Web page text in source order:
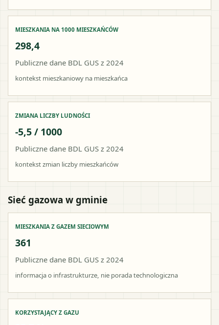
MIESZKANIA NA 1000 MIESZKAŃCÓW
298,4
Publiczne dane BDL GUS z 2024
kontekst mieszkaniowy na mieszkańca
ZMIANA LICZBY LUDNOŚCI
-5,5 / 1000
Publiczne dane BDL GUS z 2024
kontekst zmian liczby mieszkańców
Sieć gazowa w gminie
MIESZKANIA Z GAZEM SIECIOWYM
361
Publiczne dane BDL GUS z 2024
informacja o infrastrukturze, nie porada technologiczna
KORZYSTAJĄCY Z GAZU